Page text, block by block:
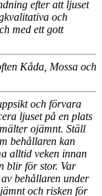
efter att ljuset
och
med ett gott
Kåda, Mossa och
och förvara
ljuset på en plats
ojämnt. Ställ
behållaren kan
alltid veken innan
blir för stor. Var
behållaren under
och risken för